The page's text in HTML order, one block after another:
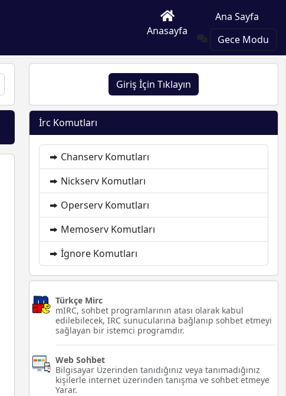
Anasayfa
Ana Sayfa
Gece Modu
Giriş İçin Tıklayın
İrc Komutları
Chanserv Komutları
Nickserv Komutları
Operserv Komutları
Memoserv Komutları
İgnore Komutları
Türkçe Mirc
mIRC, sohbet programlarının atası olarak kabul
edilebilecek, IRC sunucularına bağlanıp sohbet etmeyi
sağlayan bir istemci programdır.
Web Sohbet
Bilgisayar Üzerinden tanıdığınız veya tanımadığınız
kişilerle internet üzerinden tanışma ve sohbet etmeye
Yarar.